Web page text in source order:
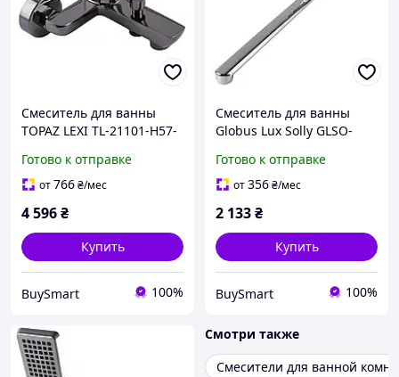
Смеситель для ванны
TOPAZ LEXI TL-21101-H57-
комплектом для
установки в ванной
Готово к отправке
от766₴/мес
4 596₴
Купить
BuySmart 100%
Смеситель для ванны
Globus Lux Solly GLSO-
комплект с ручной
лейкой для установки в
Готово к отправке
от356₴/мес
2 133₴
Купить
BuySmart 100%
Смотри также
Смесители для ванной